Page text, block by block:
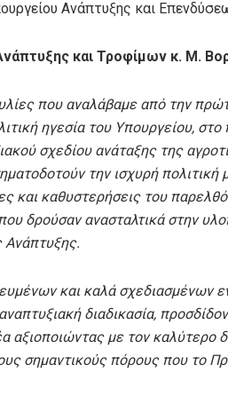
Ανάπτυξης και
και Τροφίμων κ. Μ.
που αναλάβαμε από την
ηγεσία του Υπουργείου, στο
σχεδίου ανάταξης της
την ισχυρή πολιτική
και καθυστερήσεις του
δρούσαν ανασταλτικά στην
Ανάπτυξης.
και καλά σχεδιασμένων
διαδικασία,
αξιοποιώντας με τον καλύτερο
σημαντικούς πόρους που το